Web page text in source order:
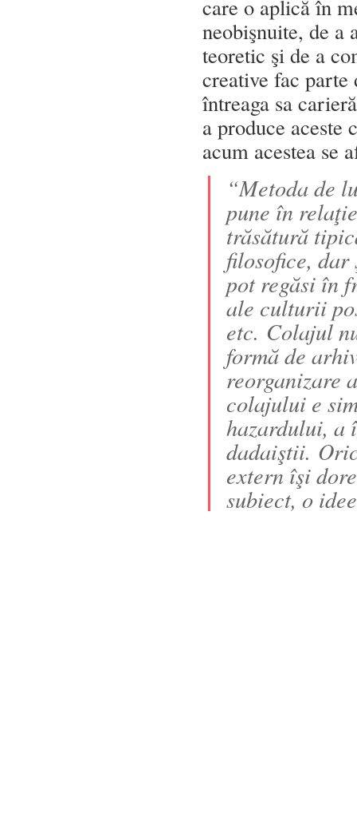
care o aplică în
neobişnuite, de a
teoretic şi de a
creative fac parte
întreaga sa
a produce aceste
acum acestea se
“Metoda de
pune în
trăsătură
filosofice, dar
pot regăsi în
ale culturii
etc. Colajul
formă de
reorganizare
colajului e
hazardului, a
dadaiştii.
extern îşi
subiect, o